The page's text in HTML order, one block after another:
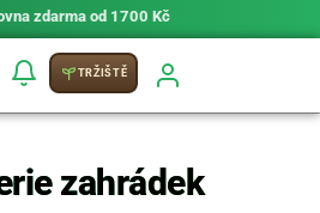
zdarma od 1700 Kč
TRŽIŠTĚ
zahrádek